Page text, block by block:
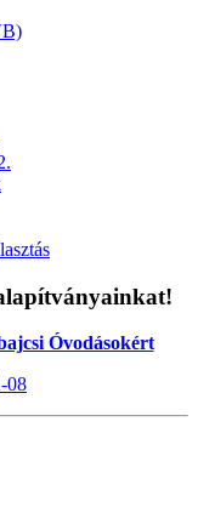
Óvodásokért
08